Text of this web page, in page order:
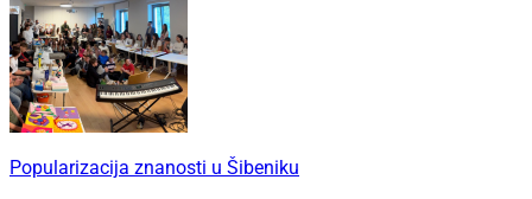
Popularizacija znanosti u Šibeniku